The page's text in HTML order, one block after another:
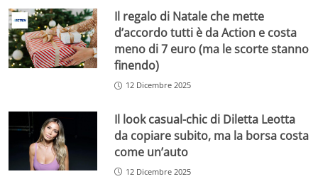
Il regalo di Natale che mette
d’accordo tutti è da Action e costa
meno di 7 euro (ma le scorte stanno
finendo)
12 Dicembre 2025
Il look casual-chic di Diletta Leotta
da copiare subito, ma la borsa costa
come un’auto
12 Dicembre 2025